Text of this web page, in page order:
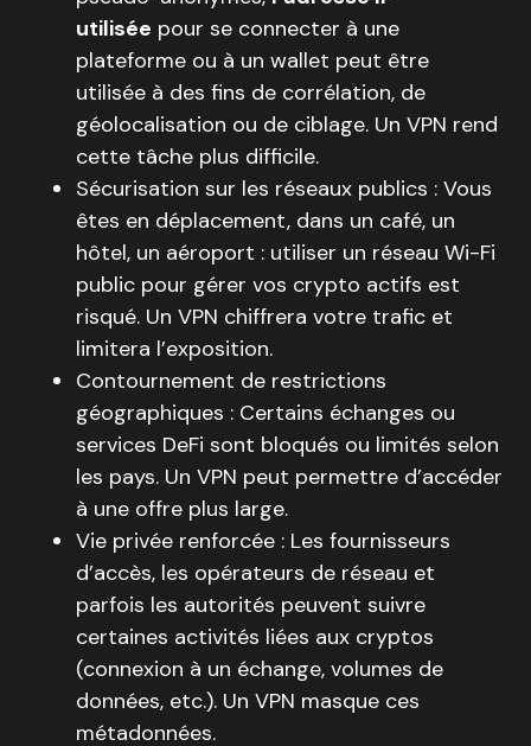
utilisée pour se connecter à une
plateforme ou à un wallet peut être
utilisée à des fins de corrélation, de
géolocalisation ou de ciblage. Un VPN rend
cette tâche plus difficile.
Sécurisation sur les réseaux publics : Vous
êtes en déplacement, dans un café, un
hôtel, un aéroport : utiliser un réseau Wi-Fi
public pour gérer vos crypto actifs est
risqué. Un VPN chiffrera votre trafic et
limitera l’exposition.
Contournement de restrictions
géographiques : Certains échanges ou
services DeFi sont bloqués ou limités selon
les pays. Un VPN peut permettre d’accéder
à une offre plus large.
Vie privée renforcée : Les fournisseurs
d’accès, les opérateurs de réseau et
parfois les autorités peuvent suivre
certaines activités liées aux cryptos
(connexion à un échange, volumes de
données, etc.). Un VPN masque ces
métadonnées.